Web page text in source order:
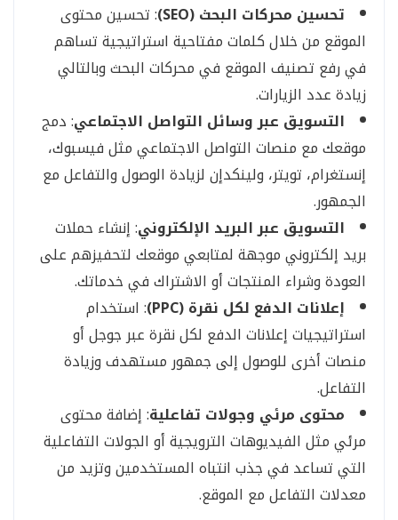
تحسين محركات البحث (SEO)
: تحسين محتوى
الموقع من خلال كلمات مفتاحية استراتيجية تساهم
في رفع تصنيف الموقع في محركات البحث وبالتالي
زيادة عدد الزيارات.
التسويق عبر وسائل التواصل الاجتماعي: دمج
موقعك مع منصات التواصل الاجتماعي مثل فيسبوك،
إنستغرام، تويتر، ولينكدإن لزيادة الوصول والتفاعل مع
الجمهور.
التسويق عبر البريد الإلكتروني: إنشاء حملات
بريد إلكتروني موجهة لمتابعي موقعك لتحفيزهم على
العودة وشراء المنتجات أو الاشتراك في خدماتك.
إعلانات الدفع لكل نقرة (PPC)
: استخدام
استراتيجيات إعلانات الدفع لكل نقرة عبر جوجل أو
منصات أخرى للوصول إلى جمهور مستهدف وزيادة
التفاعل.
محتوى مرئي وجولات تفاعلية: إضافة محتوى
مرئي مثل الفيديوهات الترويجية أو الجولات التفاعلية
التي تساعد في جذب انتباه المستخدمين وتزيد من
معدلات التفاعل مع الموقع.